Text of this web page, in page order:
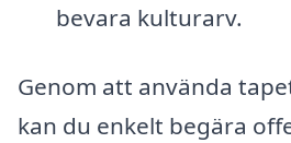
bevara kulturarv.
Genom att använda
kan du enkelt begära